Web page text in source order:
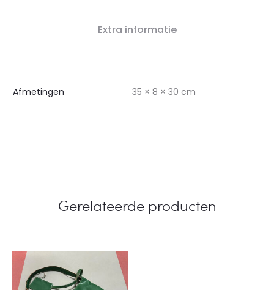
Extra informatie
Afmetingen 35 × 8 × 30 cm
Gerelateerde producten